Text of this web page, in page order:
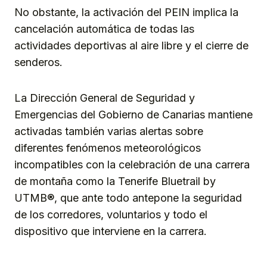
No obstante, la activación del PEIN implica la
cancelación automática de todas las
actividades deportivas al aire libre y el cierre de
senderos.
La Dirección General de Seguridad y
Emergencias del Gobierno de Canarias mantiene
activadas también varias alertas sobre
diferentes fenómenos meteorológicos
incompatibles con la celebración de una carrera
de montaña como la Tenerife Bluetrail by
UTMB®, que ante todo antepone la seguridad
de los corredores, voluntarios y todo el
dispositivo que interviene en la carrera.